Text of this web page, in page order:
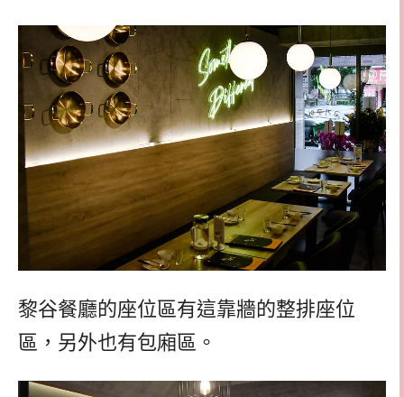
黎谷餐廳的座位區有這靠牆的整排座位
區，另外也有包廂區。